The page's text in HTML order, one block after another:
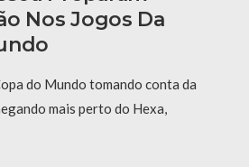
Nos Jogos Da
do Mundo tomando conta da
mais perto do Hexa,